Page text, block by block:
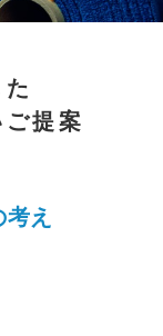
提案
え